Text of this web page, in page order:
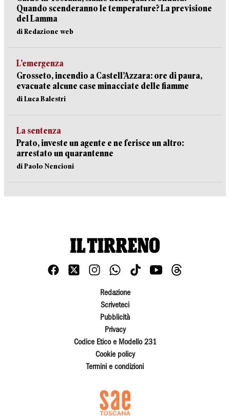
Quando scenderanno le temperature? La previsione
del Lamma
di Redazione web
L’emergenza
Grosseto, incendio a Castell’Azzara: ore di paura,
evacuate alcune case minacciate delle fiamme
di Luca Balestri
La sentenza
Prato, investe un agente e ne ferisce un altro:
arrestato un quarantenne
di Paolo Nencioni
Redazione
Scriveteci
Pubblicità
Privacy
Codice Etico e Modello 231
Cookie policy
Termini e condizioni